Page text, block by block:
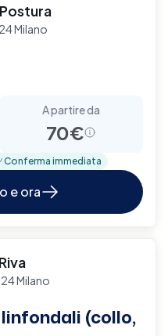
Milano
A partire da
70€
Conferma immediata
e ora
Milano
(collo,